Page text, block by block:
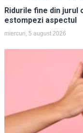
Ridurile fine din jurul
estompezi aspectul
miercuri, 5 august 2026